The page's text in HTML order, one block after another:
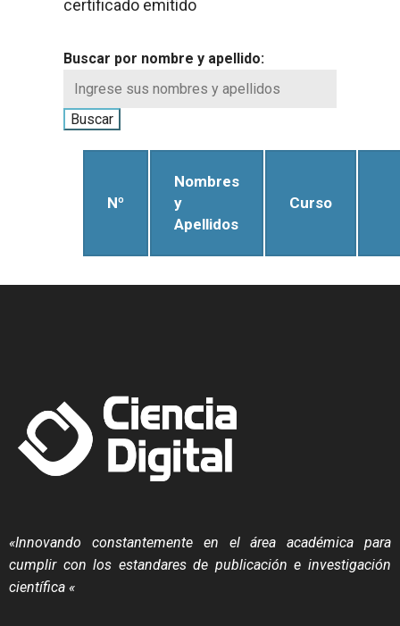
certificado emitido
Buscar por nombre y apellido:
Nº
Nombres
y
Apellidos
Curso
«Innovando constantemente en el área académica para
cumplir con los estandares de publicación e investigación
científica «